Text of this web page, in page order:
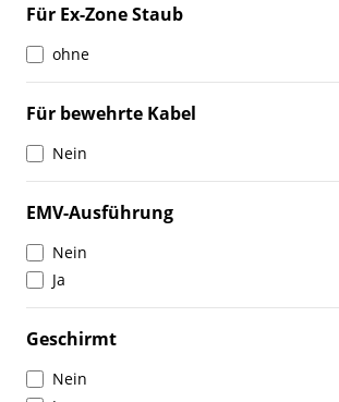
Für Ex-Zone Staub
ohne
Für bewehrte Kabel
Nein
EMV-Ausführung
Nein
Ja
Geschirmt
Nein